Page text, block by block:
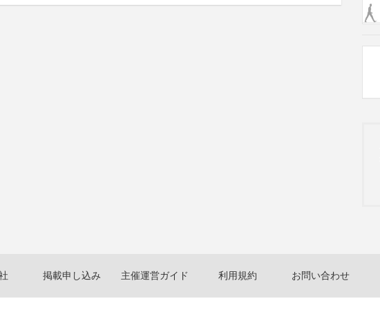
掲載申し込み 主催運営ガイド 利用規約 お問い合わせ